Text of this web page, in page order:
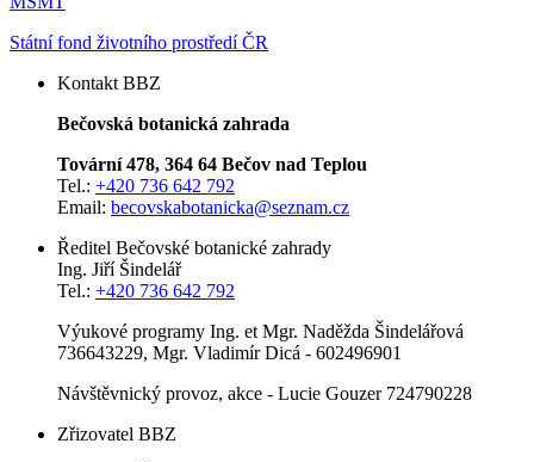
Státní fond životního prostředí ČR
Kontakt BBZ
Bečovská botanická zahrada
Tovární 478, 364 64 Bečov nad Teplou
Tel.: +420 736 642 792
Email: becovskabotanicka@seznam.cz
Ředitel Bečovské botanické zahrady
Ing. Jiří Šindelář
Tel.: +420 736 642 792
Výukové programy Ing. et Mgr. Naděžda Šindelářová
736643229, Mgr. Vladimír Dicá - 602496901
Návštěvnický provoz, akce - Lucie Gouzer 724790228
Zřizovatel BBZ